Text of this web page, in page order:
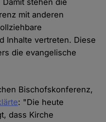
stehen die
mit anderen
Inhalte vertreten. Diese
die evangelische
Bischofskonferenz,
: "Die heute
dass Kirche